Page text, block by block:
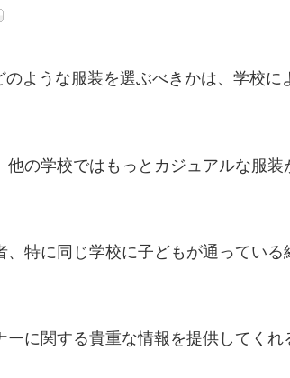
ような服装を選ぶべきかは、学校に
の学校ではもっとカジュアルな服装
特に同じ学校に子どもが通っている
に関する貴重な情報を提供してくれ